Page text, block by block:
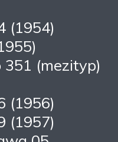
(1954)
(mezityp)
(1956)
(1957)